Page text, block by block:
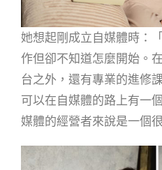
她想起剛成立自媒體時：
作但卻不知道怎麼開始。
台之外，還有專業的進修
可以在自媒體的路上有一
媒體的經營者來說是一個